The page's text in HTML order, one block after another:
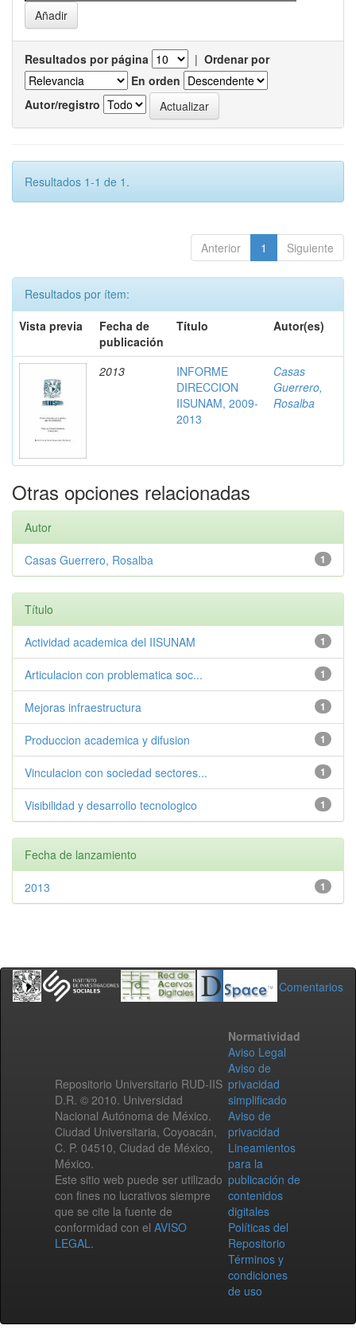
Resultados por página | Ordenar por
En orden
Autor/registro
Resultados 1-1 de 1.
Anterior 1 Siguiente
Resultados por ítem:
Vista previa
Fecha de
publicación
Título Autor(es)
2013
INFORME
DIRECCION
IISUNAM, 2009-
2013
Casas
Guerrero,
Rosalba
Otras opciones relacionadas
Autor
1
Casas Guerrero, Rosalba
Título
1
Actividad academica del IISUNAM
1
Articulacion con problematica soc...
1
Mejoras infraestructura
1
Produccion academica y difusion
1
Vinculacion con sociedad sectores...
1
Visibilidad y desarrollo tecnologico
Fecha de lanzamiento
1
2013
Comentarios
Repositorio Universitario RUD-IIS
D.R. © 2010. Universidad
Nacional Autónoma de México.
Ciudad Universitaria, Coyoacán,
C. P. 04510, Ciudad de México,
México.
Este sitio web puede ser utilizado
con fines no lucrativos siempre
que se cite la fuente de
conformidad con el AVISO
LEGAL.
Normatividad
Aviso Legal
Aviso de
privacidad
simplificado
Aviso de
privacidad
Lineamientos
para la
publicación de
contenidos
digitales
Políticas del
Repositorio
Términos y
condiciones
de uso